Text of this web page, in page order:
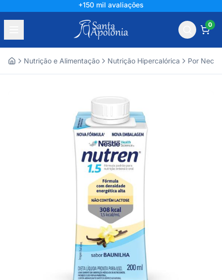
+150 mil avaliações
0
Nutrição e Alimentação Nutrição Hipercalórica Por